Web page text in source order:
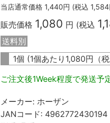
当店通常価格 1,440円 (税込 1,584
販売価格 1,080 円 (税込
送料別
1個 (1個あたり 1,080円（
ご注文後1Week程度で発送予定
メーカー: ホーザン
JANコード: 4962772430194